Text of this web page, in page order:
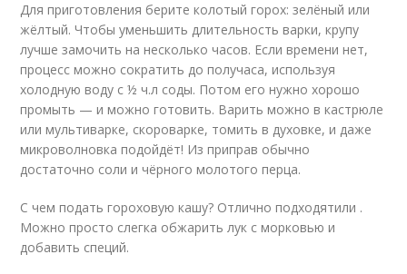
Для приготовления берите колотый горох: зелёный или
жёлтый. Чтобы уменьшить длительность варки, крупу
лучше замочить на несколько часов. Если времени нет,
процесс можно сократить до получаса, используя
холодную воду с ½ ч.л соды. Потом его нужно хорошо
промыть — и можно готовить. Варить можно в кастрюле
или мультиварке, скороварке, томить в духовке, и даже
микроволновка подойдёт! Из приправ обычно
достаточно соли и чёрного молотого перца.
С чем подать гороховую кашу? Отлично подходятили .
Можно просто слегка обжарить лук с морковью и
добавить специй.